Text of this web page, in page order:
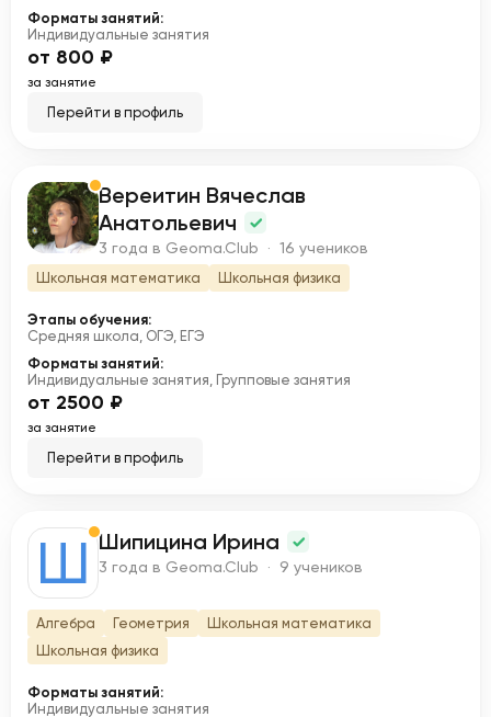
Форматы занятий:
Индивидуальные занятия
от 800 ₽
за занятие
Перейти в профиль
В
Вереитин Вячеслав
Анатольевич
3 года в Geoma.Club · 16 учеников
Школьная математика Школьная физика
Этапы обучения:
Средняя школа, ОГЭ, ЕГЭ
Форматы занятий:
Индивидуальные занятия, Групповые занятия
от 2500 ₽
за занятие
Перейти в профиль
Ш Шипицина Ирина
3 года в Geoma.Club · 9 учеников
Алгебра Геометрия
Школьная математика
Школьная физика
Форматы занятий:
Индивидуальные занятия